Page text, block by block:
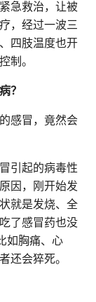
急救治，让被
，经过一波三
四肢温度也开
制。
？
感冒，竟然会
引起的病毒性
因，刚开始发
就是发烧、全
了感冒药也没
如胸痛、心
还会猝死。